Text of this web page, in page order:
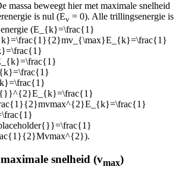
massa beweegt hier met maximale snelheid
is nul (Ev = 0). Alle trillingsenergie is
(E_{k}=\frac{1}
).
snelheid (vmax)